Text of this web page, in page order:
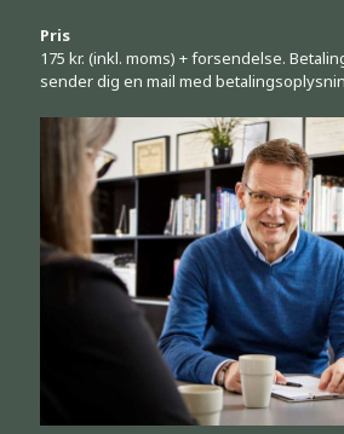
Pris
175 kr. (inkl. moms) + forsendelse.
sender dig en mail med